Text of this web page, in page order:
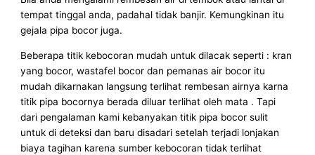
tempat tinggal anda, padahal tidak banjir. Kemungkinan itu
gejala pipa bocor juga.
Beberapa titik kebocoran mudah untuk dilacak seperti : kran
yang bocor, wastafel bocor dan pemanas air bocor itu
mudah dikarnakan langsung terlihat rembesan airnya karna
titik pipa bocornya berada diluar terlihat oleh mata . Tapi
dari pengalaman kami kebanyakan titik pipa bocor sulit
untuk di deteksi dan baru disadari setelah terjadi lonjakan
biaya tagihan karena sumber kebocoran tidak terlihat